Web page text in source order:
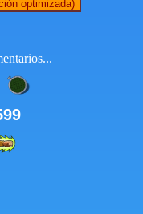
optimizada)